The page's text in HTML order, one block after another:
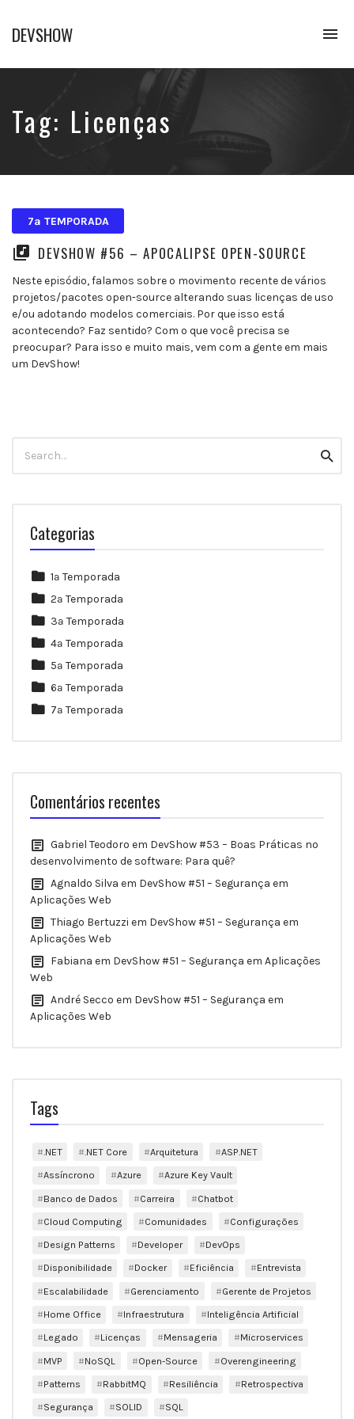
DEVSHOW
em
Tag: Licenças
7ª TEMPORADA
DEVSHOW #56 – APOCALIPSE OPEN-SOURCE
Neste episódio, falamos sobre o movimento recente de vários
projetos/pacotes open-source alterando suas licenças de uso
e/ou adotando modelos comerciais. Por que isso está
acontecendo? Faz sentido? Com o que você precisa se
preocupar? Para isso e muito mais, vem com a gente em mais
um DevShow!
for:
Categorias
1ª Temporada
2ª Temporada
3ª Temporada
4ª Temporada
5ª Temporada
6ª Temporada
7ª Temporada
Comentários recentes
Gabriel Teodoro em DevShow #53 – Boas Práticas no
desenvolvimento de software: Para quê?
Agnaldo Silva em DevShow #51 – Segurança em
Aplicações Web
Thiago Bertuzzi em DevShow #51 – Segurança em
Aplicações Web
Fabiana em DevShow #51 – Segurança em Aplicações
Web
André Secco em DevShow #51 – Segurança em
Aplicações Web
Tags
.NET .NET Core Arquitetura
ASP.NET
Assíncrono
Azure
Azure Key Vault
Banco de Dados
Carreira
Chatbot
Cloud Computing
Comunidades
Configurações
Design Patterns
Developer
DevOps
Disponibilidade
Docker Eficiência
Entrevista
Escalabilidade
Gerenciamento
Gerente de Projetos
Home Office
Infraestrutura
Inteligência Artificial
Legado
Licenças Mensageria
Microservices
MVP
NoSQL Open-Source
Overengineering
Patterns
RabbitMQ Resiliência
Retrospectiva
Segurança
SOLID SQL